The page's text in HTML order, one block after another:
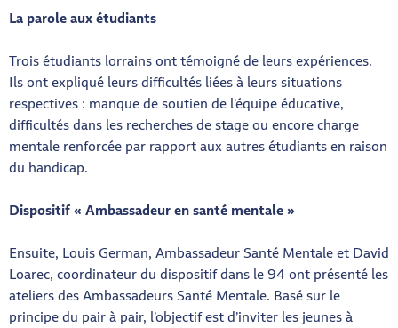
La parole aux étudiants
Trois étudiants lorrains ont témoigné de leurs expériences.
Ils ont expliqué leurs difficultés liées à leurs situations
respectives : manque de soutien de l’équipe éducative,
difficultés dans les recherches de stage ou encore charge
mentale renforcée par rapport aux autres étudiants en raison
du handicap.
Dispositif « Ambassadeur en santé mentale »
Ensuite, Louis German, Ambassadeur Santé Mentale et David
Loarec, coordinateur du dispositif dans le 94 ont présenté les
ateliers des Ambassadeurs Santé Mentale. Basé sur le
principe du pair à pair, l’objectif est d’inviter les jeunes à